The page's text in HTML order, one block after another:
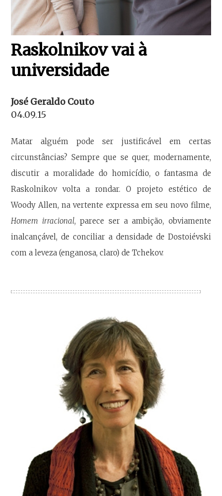
Raskolnikov vai à
universidade
José Geraldo Couto
04.09.15
Matar alguém pode ser justificável em certas
circunstâncias? Sempre que se quer, modernamente,
discutir a moralidade do homicídio, o fantasma de
Raskolnikov volta a rondar. O projeto estético de
Woody Allen, na vertente expressa em seu novo filme,
Homem irracional, parece ser a ambição, obviamente
inalcançável, de conciliar a densidade de Dostoiévski
com a leveza (enganosa, claro) de Tchekov.